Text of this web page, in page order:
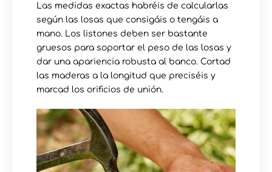
Las medidas exactas habréis de calcularlas
según las losas que consigáis o tengáis a
mano. Los listones deben ser bastante
gruesos para soportar el peso de las losas y
dar una apariencia robusta al banco. Cortad
las maderas a la longitud que preciséis y
marcad los orificios de unión.